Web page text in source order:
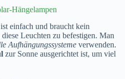
Hängelampen
einfach und braucht kein
Leuchten zu befestigen. Man
Aufhängungssysteme verwenden.
zur Sonne ausgerichtet ist, um viel